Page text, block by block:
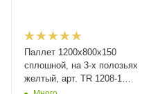
Паллет 1200x800х150
сплошной, на 3-х полозьях
желтый, арт. TR 1208-1
желтый, код: 08950